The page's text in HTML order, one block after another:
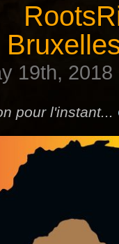
19th, 2018
pour l'instant...